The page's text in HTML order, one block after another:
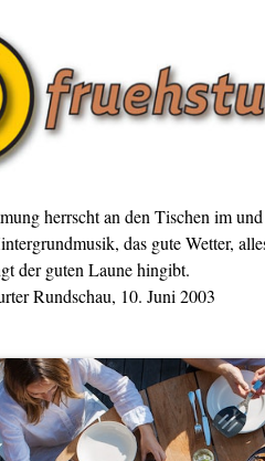
herrscht an den Tischen im
das gute Wetter,
der guten Laune hingibt.
Rundschau, 10. Juni 2003